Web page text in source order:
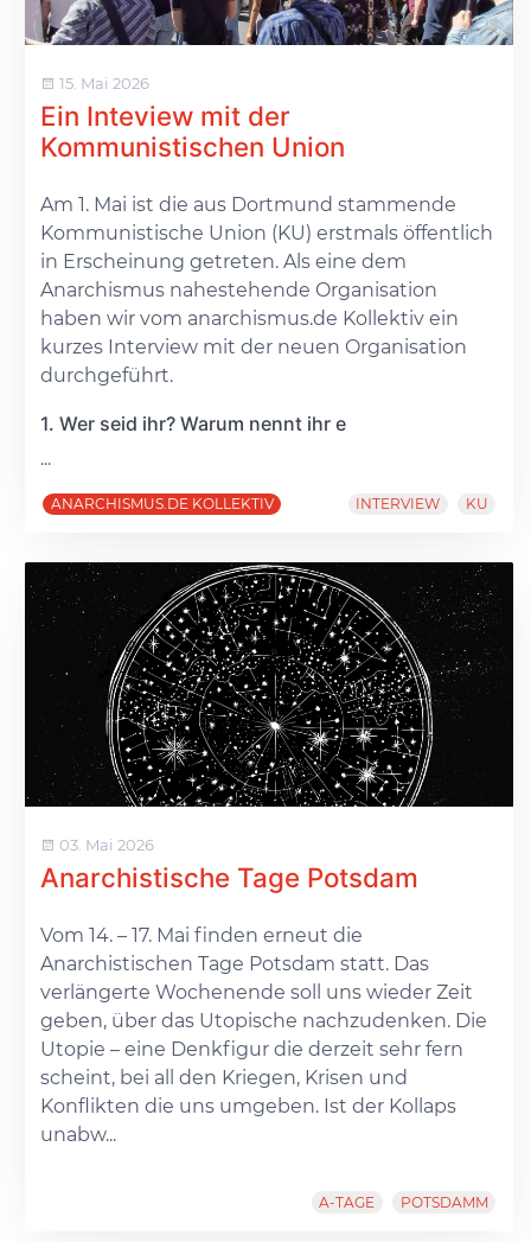
15. Mai 2026
Ein Inteview mit der
Kommunistischen Union
Am 1. Mai ist die aus Dortmund stammende
Kommunistische Union (KU) erstmals öffentlich
in Erscheinung getreten. Als eine dem
Anarchismus nahestehende Organisation
haben wir vom anarchismus.de Kollektiv ein
kurzes Interview mit der neuen Organisation
durchgeführt.
1. Wer seid ihr? Warum nennt ihr e
...
ANARCHISMUS.DE KOLLEKTIV INTERVIEW KU
03. Mai 2026
Anarchistische Tage Potsdam
Vom 14. – 17. Mai finden erneut die
Anarchistischen Tage Potsdam statt. Das
verlängerte Wochenende soll uns wieder Zeit
geben, über das Utopische nachzudenken. Die
Utopie – eine Denkfigur die derzeit sehr fern
scheint, bei all den Kriegen, Krisen und
Konflikten die uns umgeben. Ist der Kollaps
unabw...
A-TAGE POTSDAMM